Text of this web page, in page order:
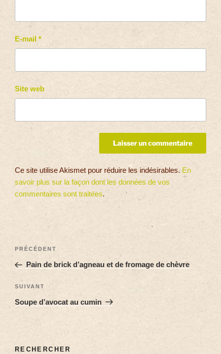
E-mail *
Site web
Ce site utilise Akismet pour réduire les indésirables. En
savoir plus sur la façon dont les données de vos
commentaires sont traitées.
PRÉCÉDENT
Pain de brick d’agneau et de fromage de chèvre
SUIVANT
Soupe d’avocat au cumin
RECHERCHER